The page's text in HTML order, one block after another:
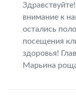
внимание к
остались
посещения
здоровья!
Марьина